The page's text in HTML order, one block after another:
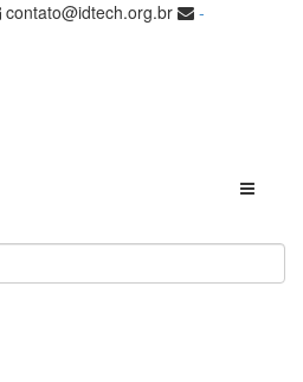
contato@idtech.org.br
-
Toggle